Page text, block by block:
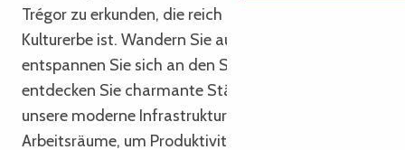
A Whale of Time - Irish Music Band
Concert Duo Arrin
Duo Jaffré / Lucas - Circuit des chapelles
Fête bretonne
Trégor zu erkunden, die reich an Kultur und
Kulturerbe ist. Wandern Sie auf Küstenpfaden,
entspannen Sie sich an den Stränden und
entdecken Sie charmante Städte. Nutzen Sie
unsere moderne Infrastruktur und inspirierenden
Arbeitsräume, um Produktivität und Entspannung